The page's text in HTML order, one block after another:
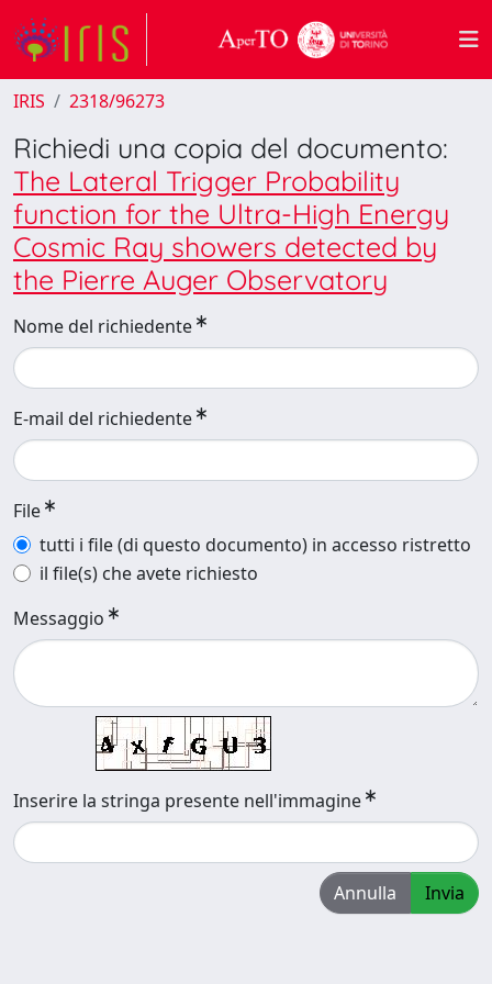
IRIS 2318/96273
Richiedi una copia del documento:
The Lateral Trigger Probability
function for the Ultra-High Energy
Cosmic Ray showers detected by
the Pierre Auger Observatory
Nome del richiedente
E-mail del richiedente
File
tutti i file (di questo documento) in accesso ristretto
il file(s) che avete richiesto
Messaggio
Inserire la stringa presente nell'immagine
Annulla Invia